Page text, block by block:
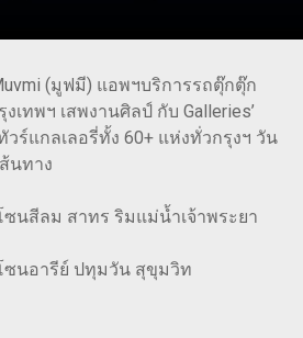
(มูฟมี) แอพฯบริการรถตุ๊กตุ๊ก
เทพฯ เสพงานศิลป์ กับ Galleries’
ร์แกลเลอรี่ทั้ง 60+ แห่งทั่วกรุงฯ วัน
นทาง
ซนสีลม สาทร ริมแม่น้ำเจ้าพระยา
ซนอารีย์ ปทุมวัน สุขุมวิท